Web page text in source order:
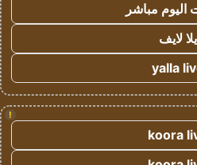
اليوم مباشر
يلا لايف
yalla
!
koora